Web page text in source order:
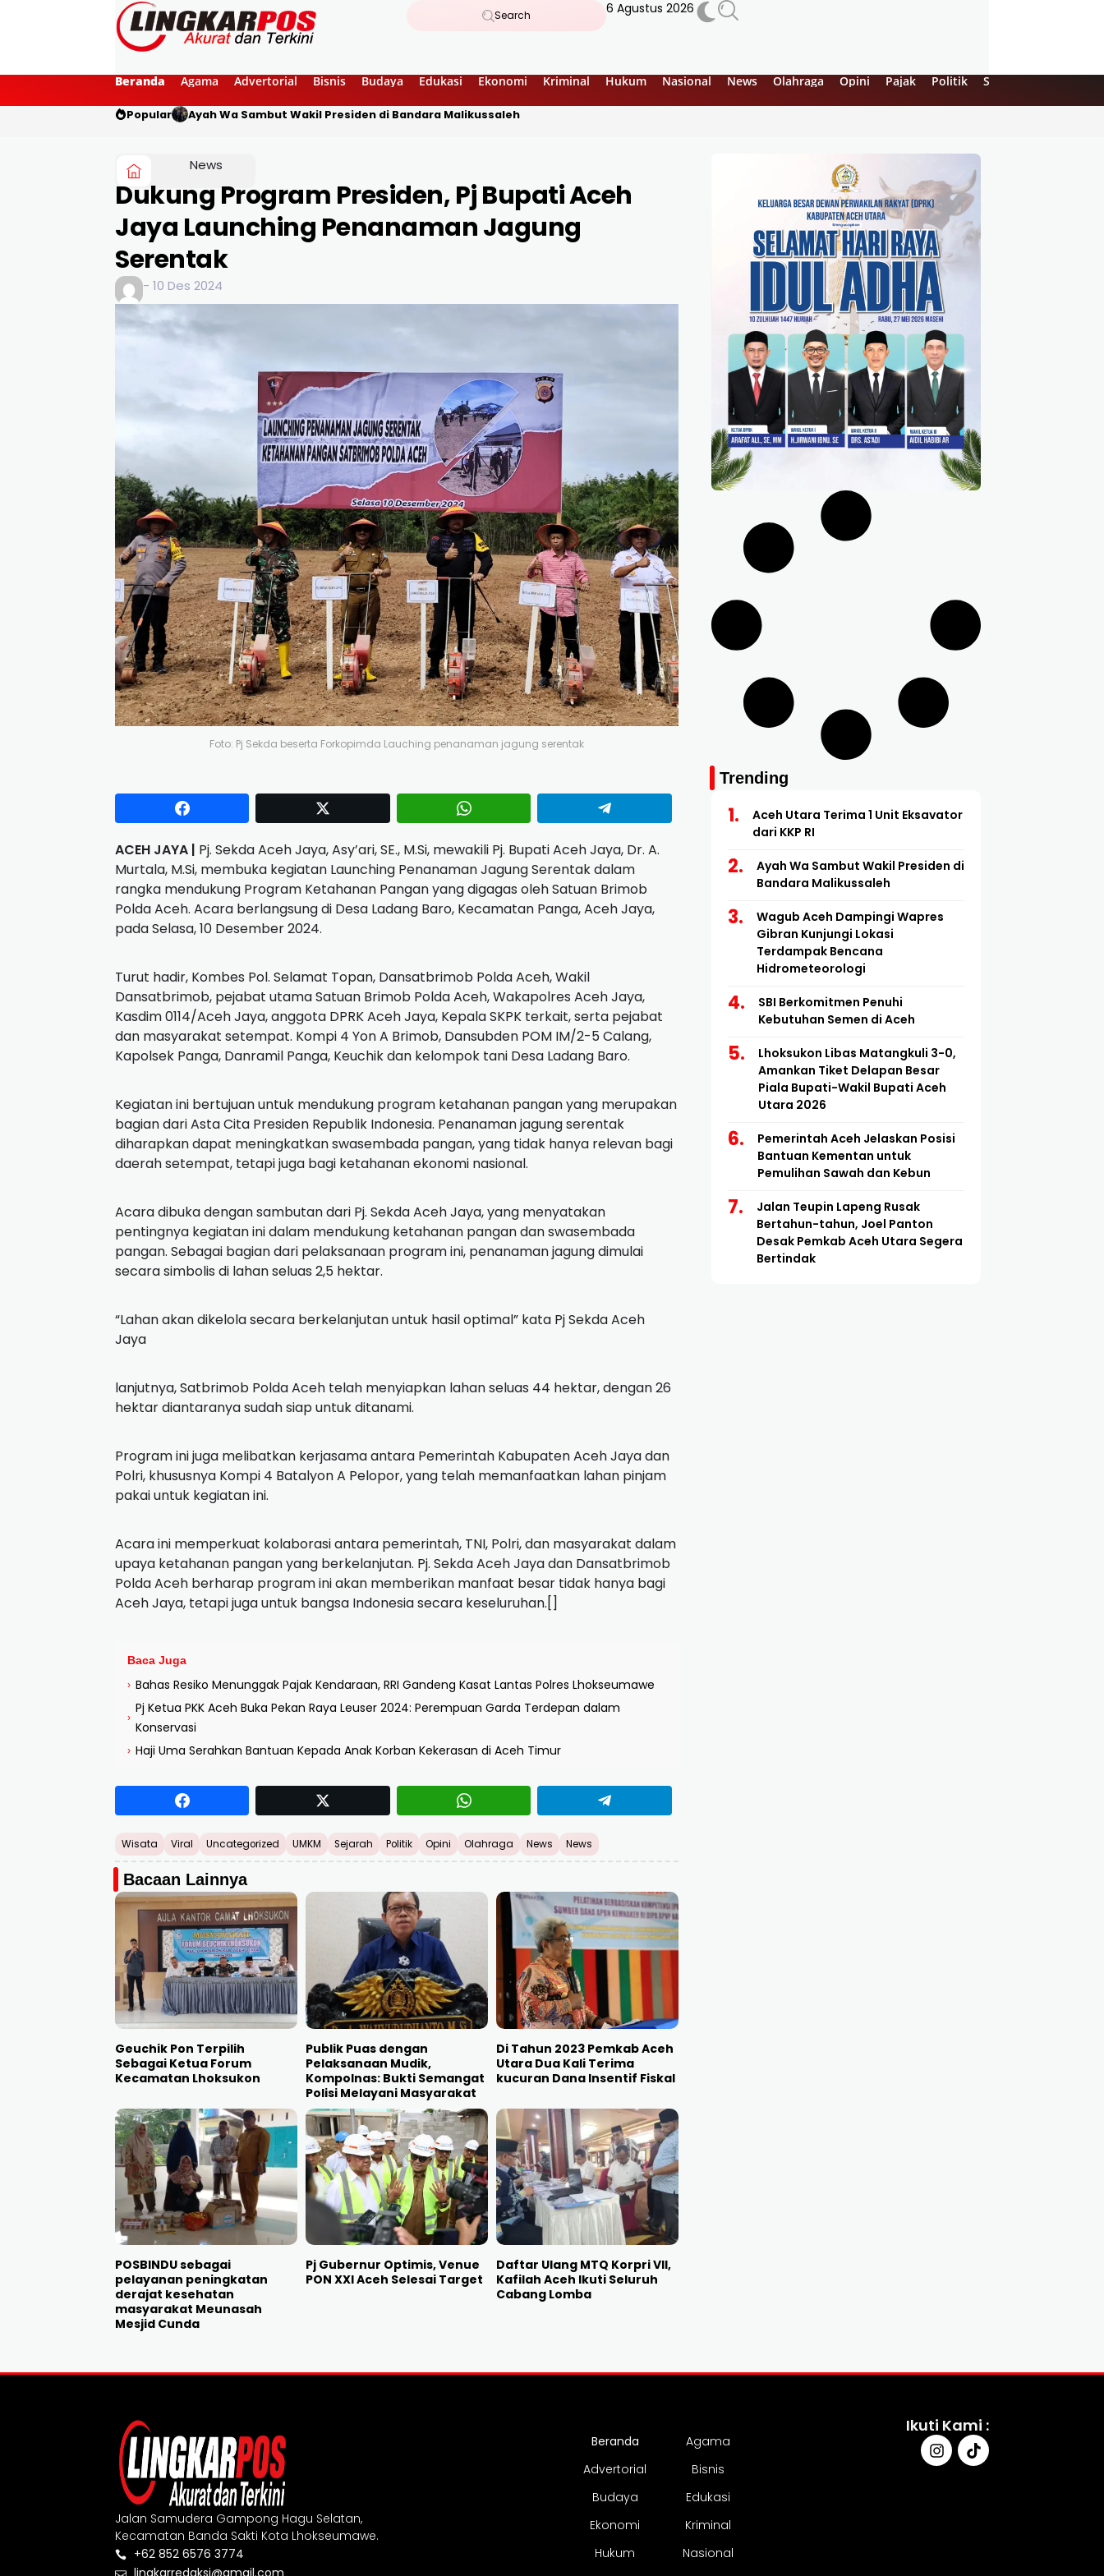
Search 6 Agustus 2026
Beranda Agama Advertorial Bisnis Budaya Edukasi Ekonomi Kriminal Hukum Nasional News Olahraga Opini Pajak Politik Sejarah
Popular Ayah Wa Sambut Wakil Presiden di Bandara Malikussaleh
News
Dukung Program Presiden, Pj Bupati Aceh
Jaya Launching Penanaman Jagung
Serentak
- 10 Des 2024
Foto: Pj Sekda beserta Forkopimda Lauching penanaman jagung serentak
ACEH JAYA | Pj. Sekda Aceh Jaya, Asy’ari, SE., M.Si, mewakili Pj. Bupati Aceh Jaya, Dr. A.
Murtala, M.Si, membuka kegiatan Launching Penanaman Jagung Serentak dalam
rangka mendukung Program Ketahanan Pangan yang digagas oleh Satuan Brimob
Polda Aceh. Acara berlangsung di Desa Ladang Baro, Kecamatan Panga, Aceh Jaya,
pada Selasa, 10 Desember 2024.
Turut hadir, Kombes Pol. Selamat Topan, Dansatbrimob Polda Aceh, Wakil
Dansatbrimob, pejabat utama Satuan Brimob Polda Aceh, Wakapolres Aceh Jaya,
Kasdim 0114/Aceh Jaya, anggota DPRK Aceh Jaya, Kepala SKPK terkait, serta pejabat
dan masyarakat setempat. Kompi 4 Yon A Brimob, Dansubden POM IM/2-5 Calang,
Kapolsek Panga, Danramil Panga, Keuchik dan kelompok tani Desa Ladang Baro.
Kegiatan ini bertujuan untuk mendukung program ketahanan pangan yang merupakan
bagian dari Asta Cita Presiden Republik Indonesia. Penanaman jagung serentak
diharapkan dapat meningkatkan swasembada pangan, yang tidak hanya relevan bagi
daerah setempat, tetapi juga bagi ketahanan ekonomi nasional.
Acara dibuka dengan sambutan dari Pj. Sekda Aceh Jaya, yang menyatakan
pentingnya kegiatan ini dalam mendukung ketahanan pangan dan swasembada
pangan. Sebagai bagian dari pelaksanaan program ini, penanaman jagung dimulai
secara simbolis di lahan seluas 2,5 hektar.
“Lahan akan dikelola secara berkelanjutan untuk hasil optimal” kata Pj Sekda Aceh
Jaya
lanjutnya, Satbrimob Polda Aceh telah menyiapkan lahan seluas 44 hektar, dengan 26
hektar diantaranya sudah siap untuk ditanami.
Program ini juga melibatkan kerjasama antara Pemerintah Kabupaten Aceh Jaya dan
Polri, khususnya Kompi 4 Batalyon A Pelopor, yang telah memanfaatkan lahan pinjam
pakai untuk kegiatan ini.
Acara ini memperkuat kolaborasi antara pemerintah, TNI, Polri, dan masyarakat dalam
upaya ketahanan pangan yang berkelanjutan. Pj. Sekda Aceh Jaya dan Dansatbrimob
Polda Aceh berharap program ini akan memberikan manfaat besar tidak hanya bagi
Aceh Jaya, tetapi juga untuk bangsa Indonesia secara keseluruhan.[]
Baca Juga
› Bahas Resiko Menunggak Pajak Kendaraan, RRI Gandeng Kasat Lantas Polres Lhokseumawe
›
Pj Ketua PKK Aceh Buka Pekan Raya Leuser 2024: Perempuan Garda Terdepan dalam
Konservasi
› Haji Uma Serahkan Bantuan Kepada Anak Korban Kekerasan di Aceh Timur
Wisata Viral Uncategorized UMKM Sejarah Politik Opini Olahraga News News
Bacaan Lainnya
Geuchik Pon Terpilih
Sebagai Ketua Forum
Kecamatan Lhoksukon
Publik Puas dengan
Pelaksanaan Mudik,
Kompolnas: Bukti Semangat
Polisi Melayani Masyarakat
Di Tahun 2023 Pemkab Aceh
Utara Dua Kali Terima
kucuran Dana Insentif Fiskal
POSBINDU sebagai
pelayanan peningkatan
derajat kesehatan
masyarakat Meunasah
Mesjid Cunda
Pj Gubernur Optimis, Venue
PON XXI Aceh Selesai Target
Daftar Ulang MTQ Korpri VII,
Kafilah Aceh Ikuti Seluruh
Cabang Lomba
Trending
Aceh Utara Terima 1 Unit Eksavator
dari KKP RI
Ayah Wa Sambut Wakil Presiden di
Bandara Malikussaleh
Wagub Aceh Dampingi Wapres
Gibran Kunjungi Lokasi
Terdampak Bencana
Hidrometeorologi
SBI Berkomitmen Penuhi
Kebutuhan Semen di Aceh
Lhoksukon Libas Matangkuli 3-0,
Amankan Tiket Delapan Besar
Piala Bupati-Wakil Bupati Aceh
Utara 2026
Pemerintah Aceh Jelaskan Posisi
Bantuan Kementan untuk
Pemulihan Sawah dan Kebun
Jalan Teupin Lapeng Rusak
Bertahun-tahun, Joel Panton
Desak Pemkab Aceh Utara Segera
Bertindak
Jalan Samudera Gampong Hagu Selatan,
Kecamatan Banda Sakti Kota Lhokseumawe.
+62 852 6576 3774
Beranda
Agama
Advertorial
Bisnis
Budaya
Edukasi
Ekonomi
Kriminal
Hukum
Nasional
Ikuti Kami :